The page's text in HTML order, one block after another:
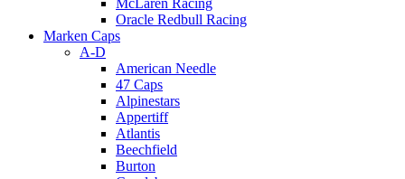
McLaren Racing
Oracle Redbull Racing
Marken Caps
A-D
American Needle
47 Caps
Alpinestars
Appertiff
Atlantis
Beechfield
Burton